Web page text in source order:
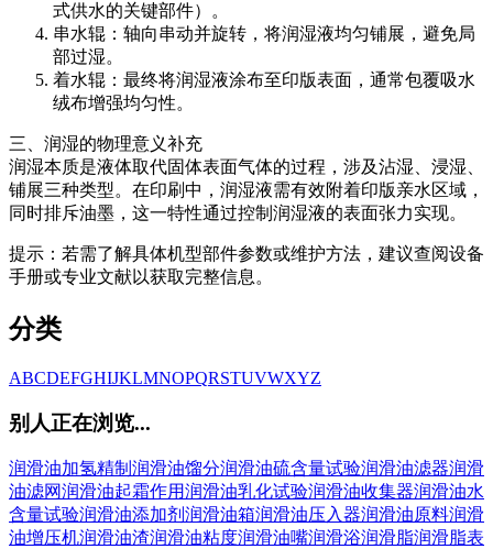
式供水的关键部件）。
串水辊：轴向串动并旋转，将润湿液均匀铺展，避免局
部过湿。
着水辊：最终将润湿液涂布至印版表面，通常包覆吸水
绒布增强均匀性。
三、润湿的物理意义补充
润湿本质是液体取代固体表面气体的过程，涉及沾湿、浸湿、
铺展三种类型。在印刷中，润湿液需有效附着印版亲水区域，
同时排斥油墨，这一特性通过控制润湿液的表面张力实现。
提示：若需了解具体机型部件参数或维护方法，建议查阅设备
手册或专业文献以获取完整信息。
分类
ABCDEFGHIJKLMNOPQRSTUVWXYZ
别人正在浏览...
润滑油加氢精制 润滑油馏分润滑油硫含量试验润滑油滤器润滑
油滤网润滑油起霜作用润滑油乳化试验润滑油收集器润滑油水
含量试验润滑油添加剂 润滑油箱润滑油压入器润滑油原料润滑
油增压机润滑油渣润滑油粘度润滑油嘴润滑浴润滑脂润滑脂表